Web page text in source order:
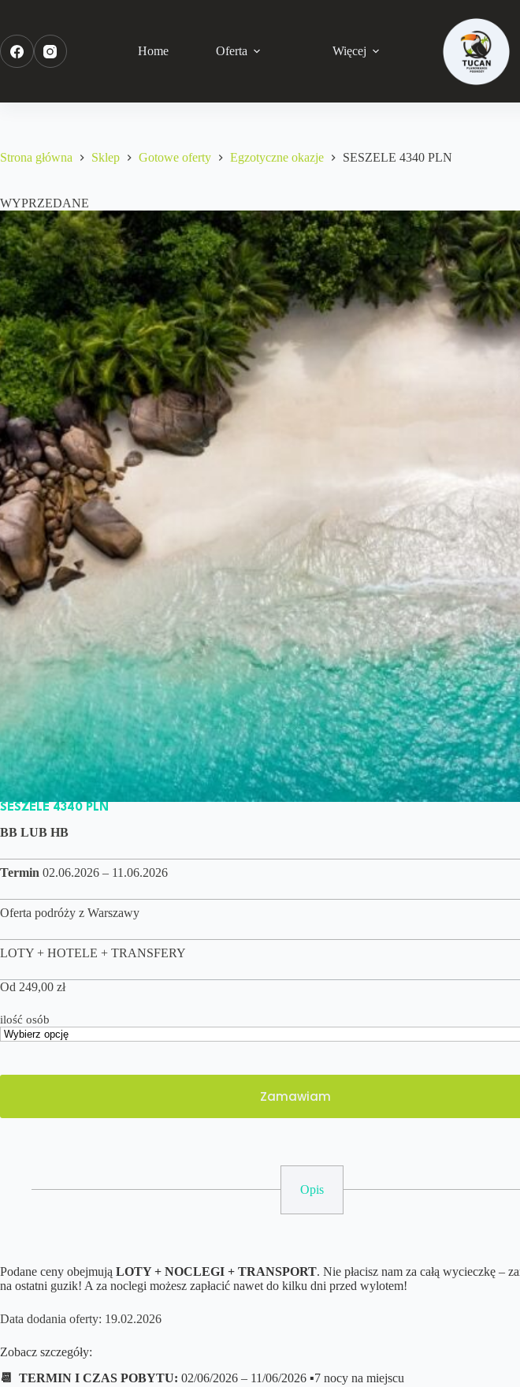
Home Oferta Więcej
Strona główna Sklep Gotowe oferty Egzotyczne okazje SESZELE 4340 PLN
WYPRZEDANE
SESZELE 4340 PLN
BB LUB HB
Termin 02.06.2026 – 11.06.2026
Oferta podróży z Warszawy
LOTY + HOTELE + TRANSFERY
Od 249,00 zł
ilość osób
Zamawiam
Opis
Podane ceny obejmują LOTY + NOCLEGI + TRANSPORT. Nie płacisz nam za całą wycieczkę –
na ostatni guzik! A za noclegi możesz zapłacić nawet do kilku dni przed wylotem!
Data dodania oferty: 19.02.2026
Zobacz szczegóły:
📆 TERMIN I CZAS POBYTU: 02/06/2026 – 11/06/2026 ▪️7 nocy na miejscu